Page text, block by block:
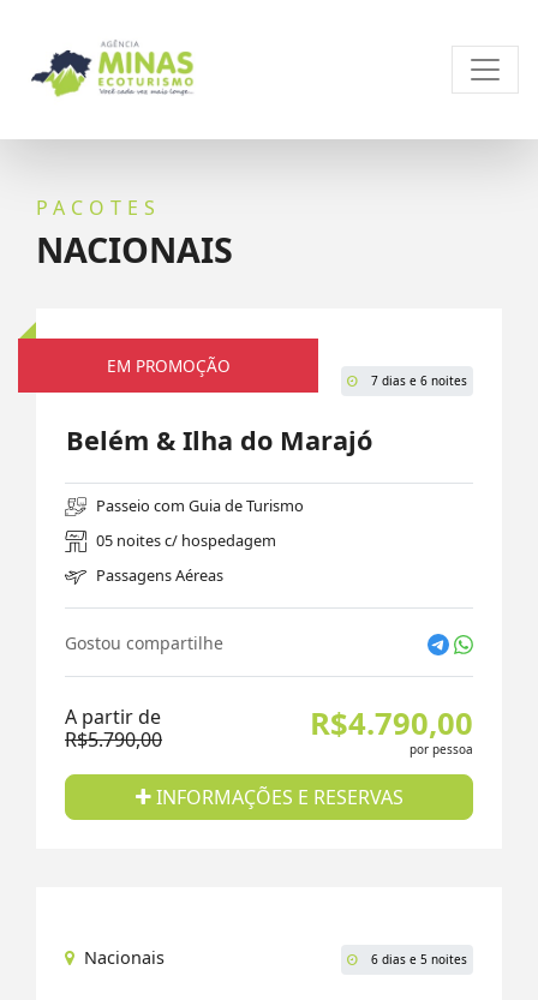
PACOTES
NACIONAIS
EM PROMOÇÃO
Nacionais 7 dias e 6 noites
Belém & Ilha do Marajó
Passeio com Guia de Turismo
05 noites c/ hospedagem
Passagens Aéreas
Gostou compartilhe
A partir de
R$5.790,00
R$4.790,00
por pessoa
INFORMAÇÕES E RESERVAS
Nacionais 6 dias e 5 noites